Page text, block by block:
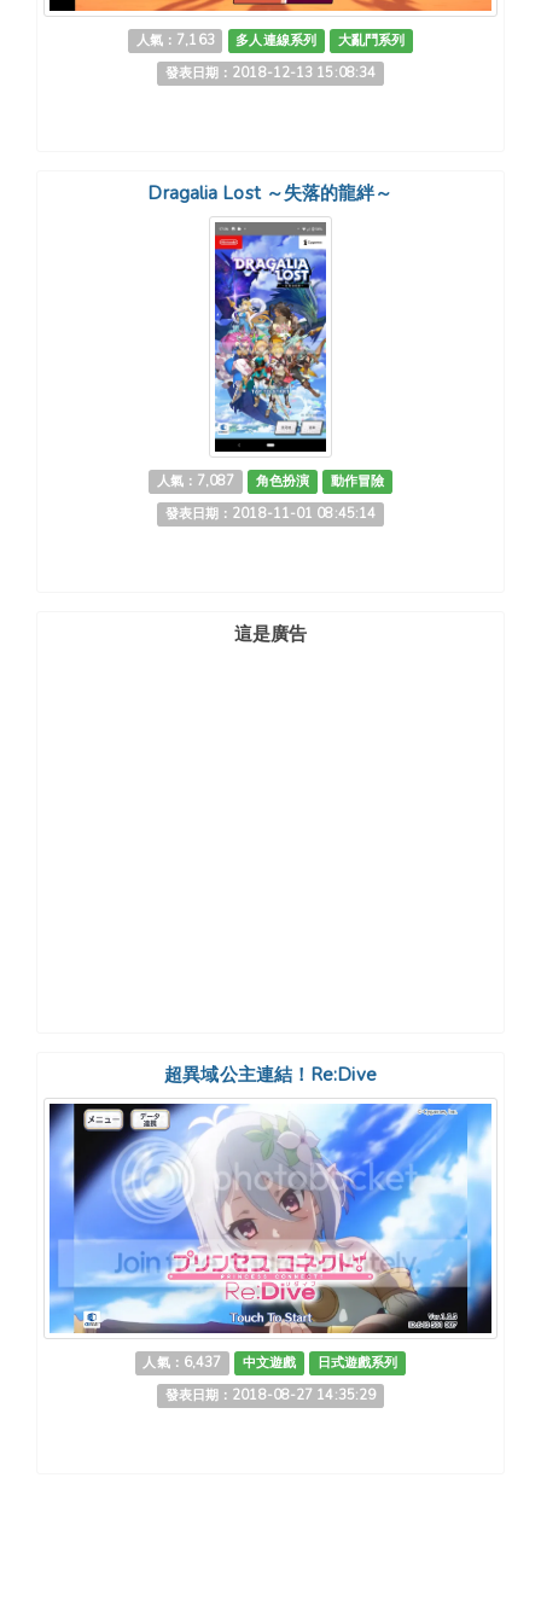
人氣：7,163 多人連線系列
大亂鬥系列
發表日期：2018-12-13 15:08:34
Dragalia Lost ～失落的龍絆～
人氣：7,087 角色扮演
動作冒險
發表日期：2018-11-01 08:45:14
這是廣告
超異域公主連結！Re:Dive
人氣：6,437 中文遊戲
日式遊戲系列
發表日期：2018-08-27 14:35:29